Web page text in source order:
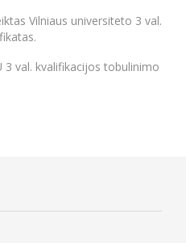
Vilniaus universiteto 3 val.
val. kvalifikacijos tobulinimo